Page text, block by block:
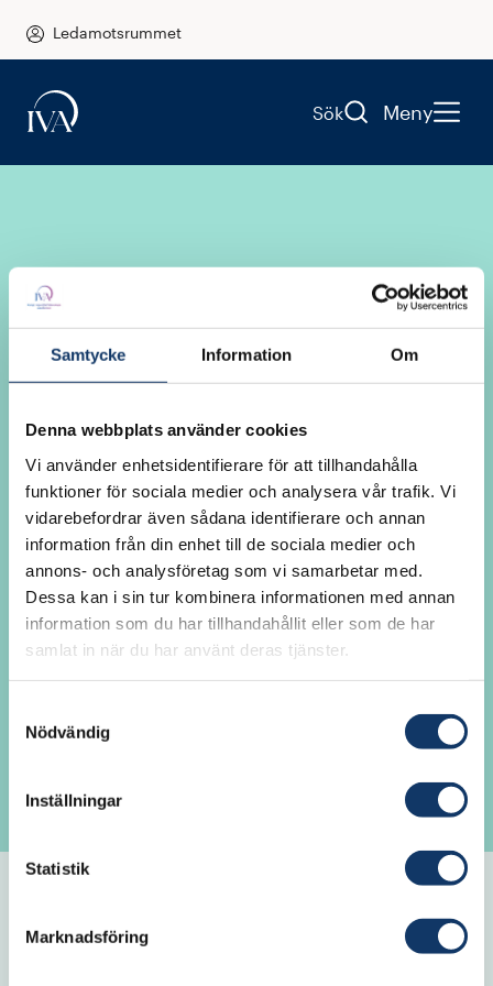
Samtycke Information Om
Denna webbplats använder cookies
Vi använder enhetsidentifierare för att tillhandahålla
funktioner för sociala medier och analysera vår trafik. Vi
vidarebefordrar även sådana identifierare och annan
information från din enhet till de sociala medier och
annons- och analysföretag som vi samarbetar med.
Dessa kan i sin tur kombinera informationen med annan
information som du har tillhandahållit eller som de har
samlat in när du har använt deras tjänster.
Nödvändig
Inställningar
Statistik
Marknadsföring
Ledamotsrummet
Sök Meny
Logga in i
Ledamotsrummet
Här kan du som är IVA-ledamot logga in
för att ta del av akademiövergripande
information, avdelningsnyheter och
kontaktuppgifter till andra ledamöter. Du
kan också se och lämna förslag på inval av
in? Fungerar det inte att logga in? Klicka
på Glömt lösenord för att generera ett nytt
lösenord.